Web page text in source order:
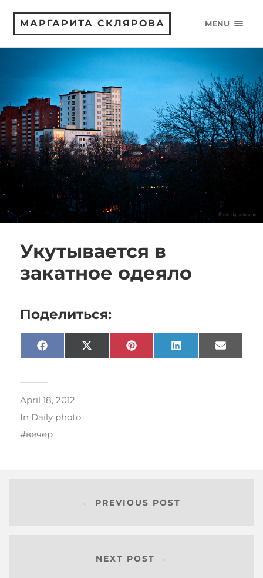
МАРГАРИТА СКЛЯРОВА MENU
Укутывается в
закатное одеяло
Поделиться:
Facebook X
(Twitter)
Pinterest LinkedIn Email
April 18, 2012
In Daily photo
вечер
← PREVIOUS POST
NEXT POST →